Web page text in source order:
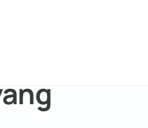
Minuman